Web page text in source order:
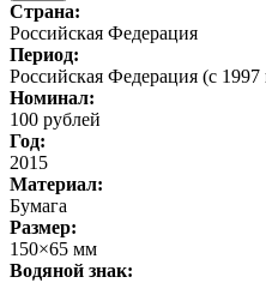
Страна:
Российская Федерация
Период:
Российская Федерация (с 1997
Номинал:
100 рублей
Год:
2015
Материал:
Бумага
Размер:
150×65 мм
Водяной знак: